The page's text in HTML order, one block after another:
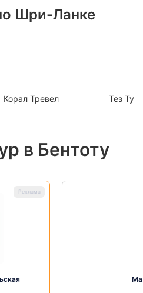
Шри-Ланке
Корал Тревел Тез Тур
в Бентоту